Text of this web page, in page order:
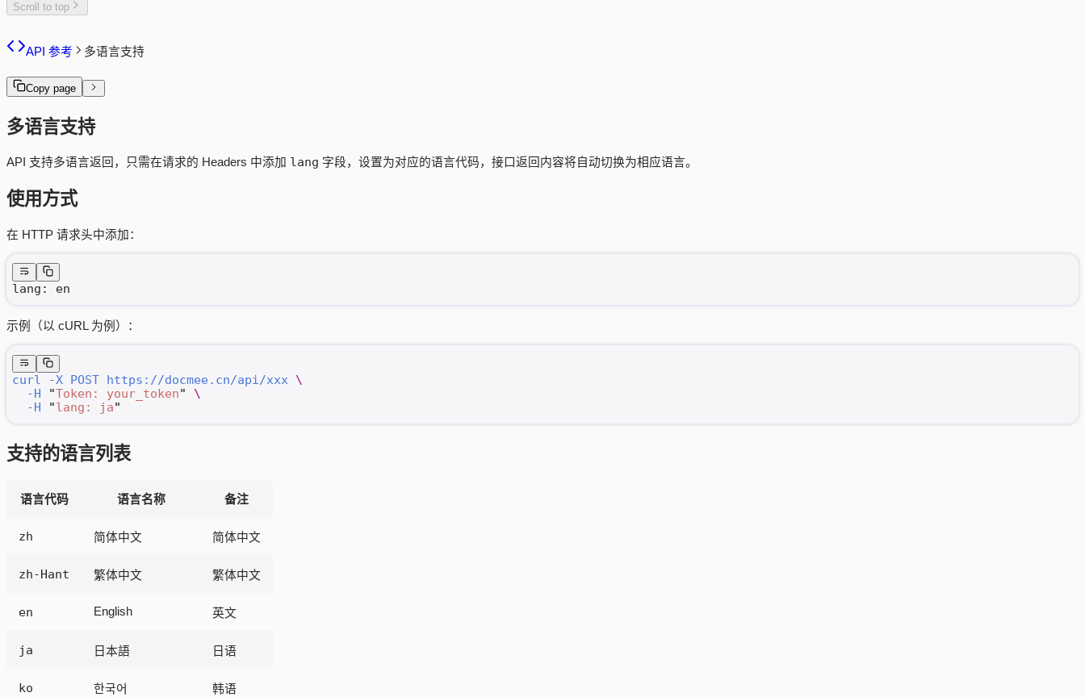
Scroll to top
API 参考 多语言支持
Copy page
多语言支持
API 支持多语言返回，只需在请求的 Headers 中添加 lang 字段，设置为对应的语言代码，接口返回内容将自动切换为相应语言。
使用方式
在 HTTP 请求头中添加：
lang: en
示例（以 cURL 为例）：
curl -X POST https://docmee.cn/api/xxx \
  -H
"Token: your_token"
\
  -H
"lang: ja"
支持的语言列表
语言代码 语言名称 备注
zh 简体中文 简体中文
zh-Hant 繁体中文 繁体中文
en English 英文
ja 日本語 日语
ko 한국어 韩语